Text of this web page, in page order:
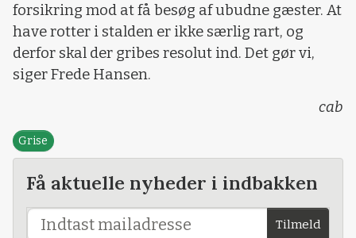
forsikring mod at få besøg af ubudne gæster. At
have rotter i stalden er ikke særlig rart, og
derfor skal der gribes resolut ind. Det gør vi,
siger Frede Hansen.
cab
Grise
Få aktuelle nyheder i indbakken
Tilmeld